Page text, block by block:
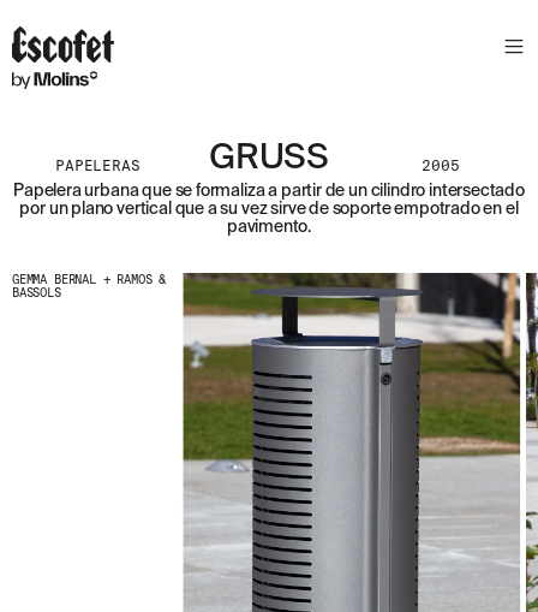
PAPELERAS GRUSS 2005
Papelera urbana que se formaliza a partir de un cilindro intersectado
por un plano vertical que a su vez sirve de soporte empotrado en el
pavimento.
GEMMA BERNAL + RAMOS &
BASSOLS